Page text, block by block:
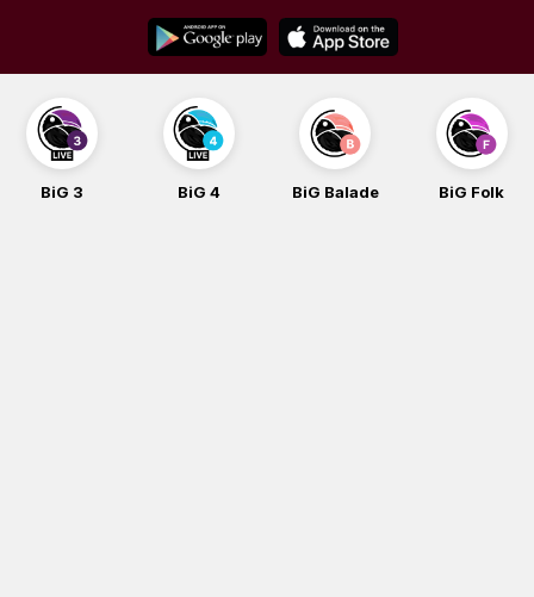
content
BiG 3 BiG 4 BiG Balade BiG Folk